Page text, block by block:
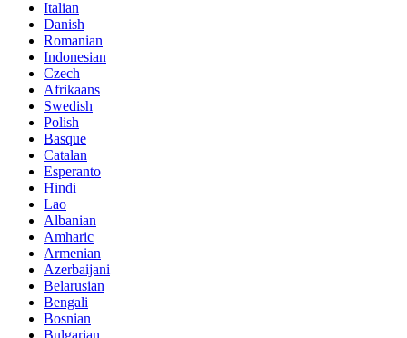
Italian
Danish
Romanian
Indonesian
Czech
Afrikaans
Swedish
Polish
Basque
Catalan
Esperanto
Hindi
Lao
Albanian
Amharic
Armenian
Azerbaijani
Belarusian
Bengali
Bosnian